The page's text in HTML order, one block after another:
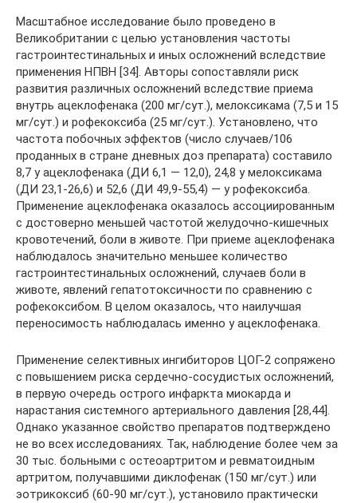
Масштабное исследование было проведено в
Великобритании с целью установления частоты
гастроинтестинальных и иных осложнений вследствие
применения НПВН [34]. Авторы сопоставляли риск
развития различных осложнений вследствие приема
внутрь ацеклофенака (200 мг/сут.), мелоксикама (7,5 и 15
мг/сут.) и рофекоксиба (25 мг/сут.). Установлено, что
частота побочных эффектов (число случаев/106
проданных в стране дневных доз препарата) составило
8,7 у ацеклофенака (ДИ 6,1 — 12,0), 24,8 у мелоксикама
(ДИ 23,1-26,6) и 52,6 (ДИ 49,9-55,4) — у рофекоксиба.
Применение ацеклофенака оказалось ассоциированным
с достоверно меньшей частотой желудочно-кишечных
кровотечений, боли в животе. При приеме ацеклофенака
наблюдалось значительно меньшее количество
гастроинтестинальных осложнений, случаев боли в
животе, явлений гепатотоксичности по сравнению с
рофекоксибом. В целом оказалось, что наилучшая
переносимость наблюдалась именно у ацеклофенака.
Применение селективных ингибиторов ЦОГ-2 сопряжено
с повышением риска сердечно-сосудистых осложнений,
в первую очередь острого инфаркта миокарда и
нарастания системного артериального давления [28,44].
Однако указанное свойство препаратов подтверждено
не во всех исследованиях. Так, наблюдение более чем за
30 тыс. больными с остеоартритом и ревматоидным
артритом, получавшими диклофенак (150 мг/сут.) или
эотрикоксиб (60-90 мг/сут.), установило практически